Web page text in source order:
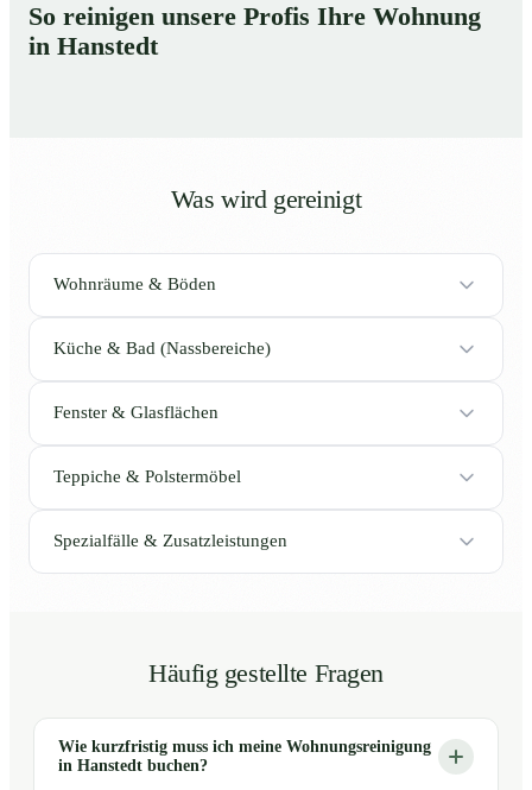
So reinigen unsere Profis Ihre Wohnung
in Hanstedt
Was wird gereinigt
Wohnräume & Böden
Küche & Bad (Nassbereiche)
Fenster & Glasflächen
Teppiche & Polstermöbel
Spezialfälle & Zusatzleistungen
Häufig gestellte Fragen
Wie kurzfristig muss ich meine Wohnungsreinigung
in Hanstedt buchen?